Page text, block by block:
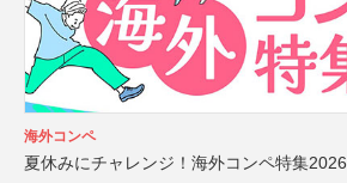
海外コンペ
夏休みにチャレンジ！海外コンペ特集2026